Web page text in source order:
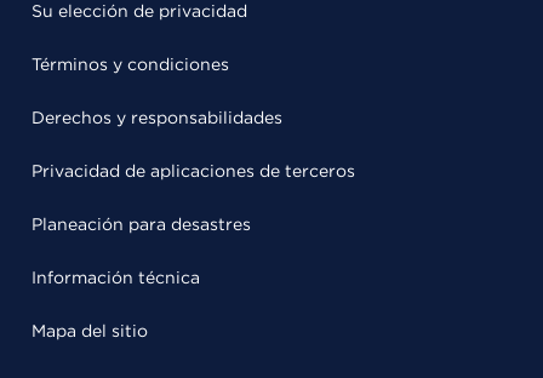
Su elección de privacidad
Términos y condiciones
Derechos y responsabilidades
Privacidad de aplicaciones de terceros
Planeación para desastres
Información técnica
Mapa del sitio